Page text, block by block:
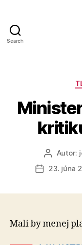
Search
Autor
článku
Autor:
Dátum
23. júna
Mali by menej